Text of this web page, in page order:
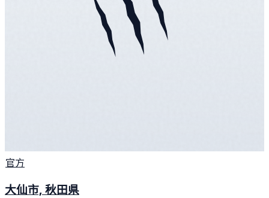
官方
大仙市, 秋田県